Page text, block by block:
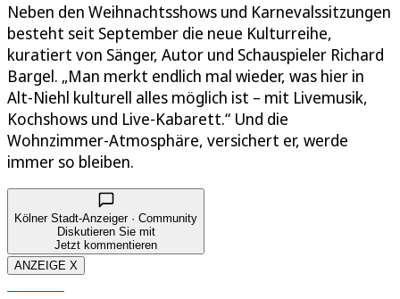
Neben den Weihnachtsshows und Karnevalssitzungen
besteht seit September die neue Kulturreihe,
kuratiert von Sänger, Autor und Schauspieler Richard
Bargel. „Man merkt endlich mal wieder, was hier in
Alt-Niehl kulturell alles möglich ist – mit Livemusik,
Kochshows und Live-Kabarett.“ Und die
Wohnzimmer-Atmosphäre, versichert er, werde
immer so bleiben.
Kölner Stadt-Anzeiger · Community
Diskutieren Sie mit
Jetzt kommentieren
ANZEIGE X